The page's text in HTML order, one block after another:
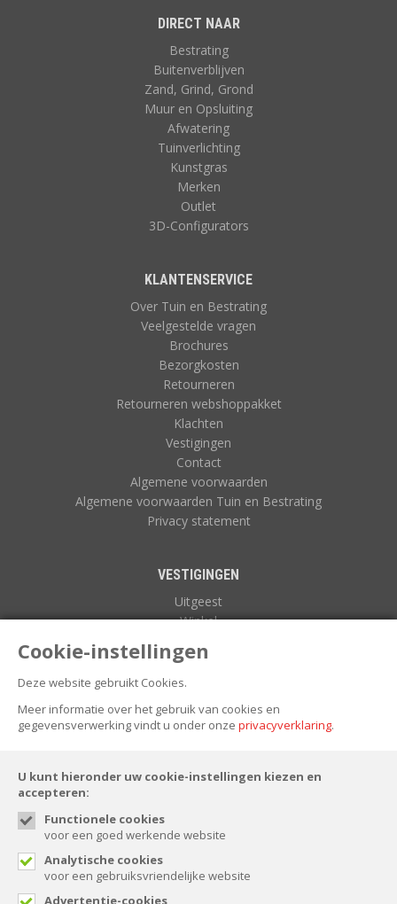
Cookie-instellingen
Deze website gebruikt Cookies.
Meer informatie over het gebruik van cookies en
gegevensverwerking vindt u onder onze privacyverklaring.
U kunt hieronder uw cookie-instellingen kiezen en
accepteren:
Functionele cookies
voor een goed werkende website
Analytische cookies
voor een gebruiksvriendelijke website
Advertentie-cookies
DIRECT NAAR
Bestrating
Buitenverblijven
Zand, Grind, Grond
Muur en Opsluiting
Afwatering
Tuinverlichting
Kunstgras
Merken
Outlet
3D-Configurators
KLANTENSERVICE
Over Tuin en Bestrating
Veelgestelde vragen
Brochures
Bezorgkosten
Retourneren
Retourneren webshoppakket
Klachten
Vestigingen
Contact
Algemene voorwaarden
Algemene voorwaarden Tuin en Bestrating
Privacy statement
VESTIGINGEN
Uitgeest
Winkel
Zuidoostbeemster
FOLLOW US